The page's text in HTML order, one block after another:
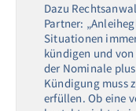
Dazu
Partner:
Situationen
kündigen und
der Nominale
Kündigung muss
erfüllen. Ob eine